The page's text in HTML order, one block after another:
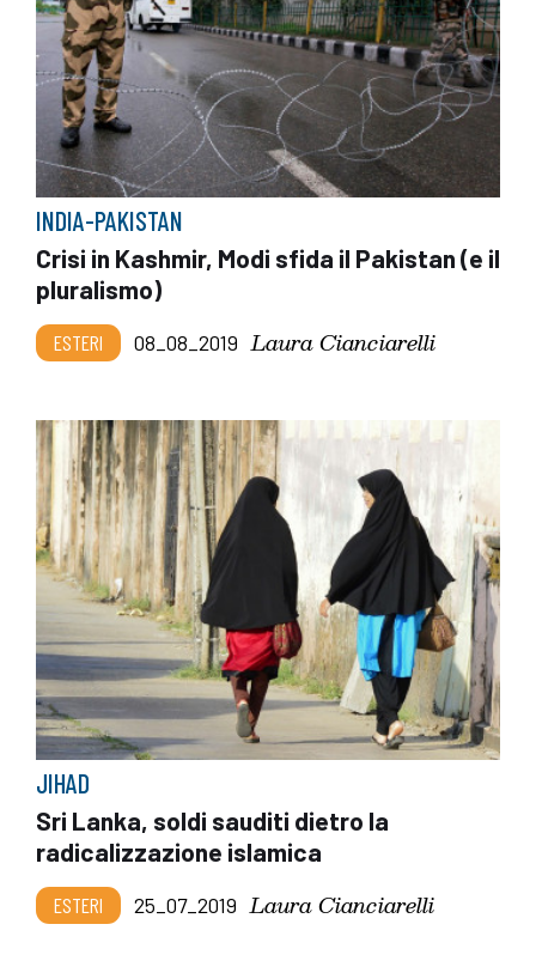
INDIA-PAKISTAN
Crisi in Kashmir, Modi sfida il Pakistan (e il
pluralismo)
ESTERI 08_08_2019 Laura Cianciarelli
JIHAD
Sri Lanka, soldi sauditi dietro la
radicalizzazione islamica
ESTERI 25_07_2019 Laura Cianciarelli